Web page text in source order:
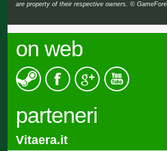
are property of their respective owners. ©
on web
parteneri
Vitaera.it